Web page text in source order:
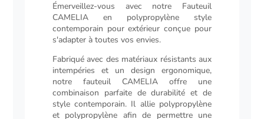
Émerveillez-vous avec notre Fauteuil
CAMELIA en polypropylène style
contemporain pour extérieur conçue pour
s'adapter à toutes vos envies.
Fabriqué avec des matériaux résistants aux
intempéries et un design ergonomique,
notre fauteuil CAMELIA offre une
combinaison parfaite de durabilité et de
style contemporain. Il allie polypropylène
et polypropylène afin de permettre une